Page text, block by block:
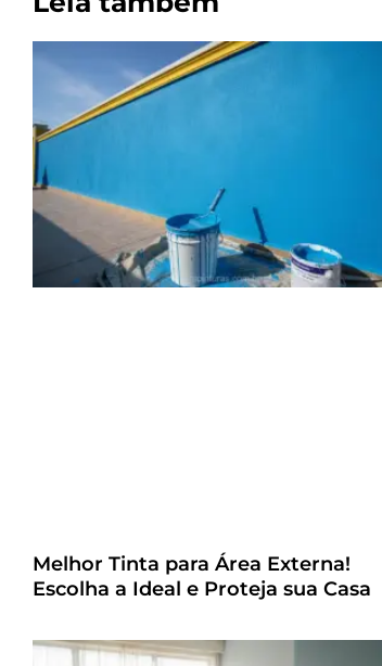
Melhor Tinta para Área Externa!
Escolha a Ideal e Proteja sua Casa